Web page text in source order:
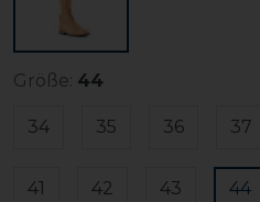
Größe: 44
34 35 36 37
41 42 43 44